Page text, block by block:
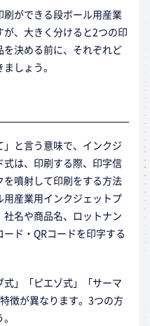
ができる段ボール用産業
、大きく分けると2つの印
決める前に、それぞれど
しょう。
と言う意味で、インクジ
は、印刷する際、印字信
噴射して印刷をする方法
産業用インクジェットプ
名や商品名、ロットナン
ド・QRコードを印字する
」「ピエゾ式」「サーマ
徴が異なります。3つの方